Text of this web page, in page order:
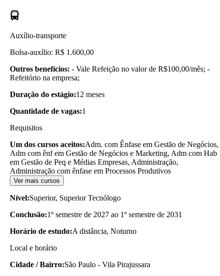
Auxílio-transporte
Bolsa-auxílio: R$ 1.600,00
Outros benefícios: - Vale Refeição no valor de R$100,00/mês; -
Refeitório na empresa;
Duração do estágio:12 meses
Quantidade de vagas:1
Requisitos
Um dos cursos aceitos:Adm. com Ênfase em Gestão de Negócios,
Adm com ênf em Gestão de Negócios e Marketing, Adm com Hab
em Gestão de Peq e Médias Empresas, Administração,
Administração com ênfase em Processos Produtivos
Ver mais cursos
Nível:Superior, Superior Tecnólogo
Conclusão:1º semestre de 2027 ao 1º semestre de 2031
Horário de estudo:A distância, Noturno
Local e horário
Cidade / Bairro:São Paulo - Vila Pirajussara